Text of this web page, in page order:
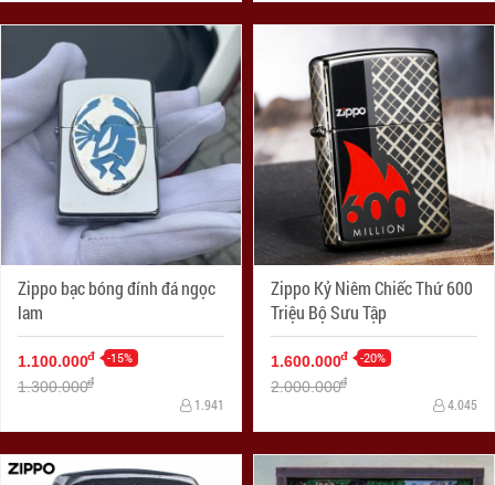
Zippo bạc bóng đính đá ngọc
lam
1.100.000đ -15%
1.300.000đ
1.941
Zippo Kỷ Niêm Chiếc Thứ 600
Triệu Bộ Sưu Tập
1.600.000đ -20%
2.000.000đ
4.045